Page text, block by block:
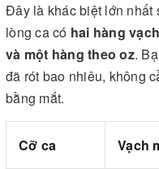
Đây là khác biệt lớn nhất
lòng ca có hai hàng
và một hàng theo oz.
đã rót bao nhiêu, không
bằng mắt.
Cỡ ca Vạch